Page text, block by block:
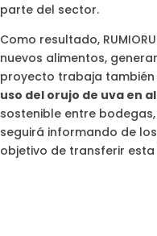
parte del sector.
Como resultado,
nuevos alimentos,
proyecto trabaja
uso del orujo de uva en
sostenible entre
seguirá informando de
objetivo de transferir